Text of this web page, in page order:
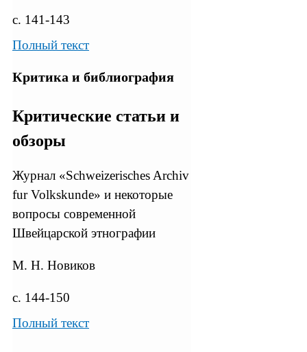
с. 141-143
Полный текст
Критика и библиография
Критические статьи и
обзоры
Журнал «Schweizerisches Archiv
fur Volkskunde» и некоторые
вопросы современной
Швейцарской этнографии
М. Н. Новиков
с. 144-150
Полный текст